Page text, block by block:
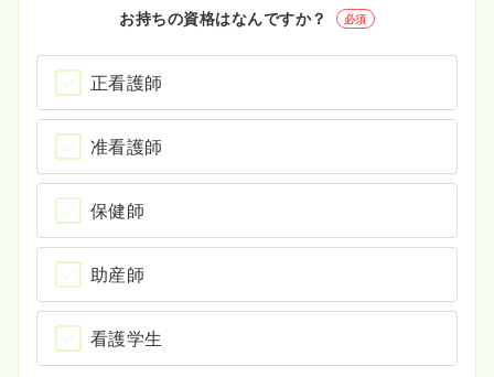
お持ちの資格はなんですか？ 必須
正看護師
准看護師
保健師
助産師
看護学生